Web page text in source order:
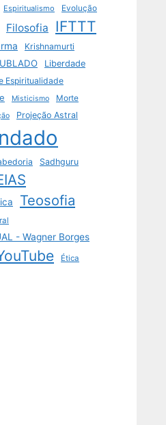
Espiritualismo Evolução
Filosofia IFTTT
Krishnamurti
Liberdade
Espiritualidade
Misticismo Morte
Projeção Astral
Sadhguru
Teosofia
- Wagner Borges
Ética